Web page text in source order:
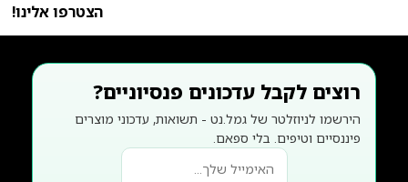
רוצים לקבל עדכונים פנסיוניים?
הירשמו לניוזלטר של גמל.נט - תשואות, עדכוני מוצרים
פיננסיים וטיפים. בלי ספאם.
הצטרפו אלינו!